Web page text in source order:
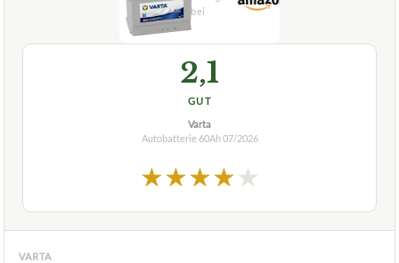
2,1
GUT
Varta
Autobatterie 60Ah07/2026
★★★★★
VARTA